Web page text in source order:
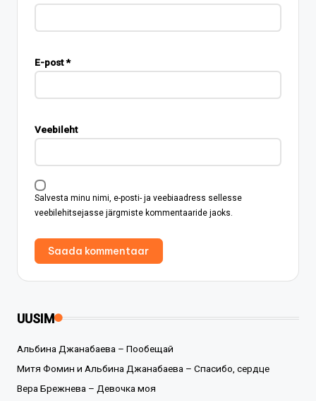
E-post*
Veebileht
Salvesta minu nimi, e-posti- ja veebiaadress sellesse
veebilehitsejasse järgmiste kommentaaride jaoks.
UUSIM
Альбина Джанабаева – Пообещай
Митя Фомин и Альбина Джанабаева – Спасибо, сердце
Вера Брежнева – Девочка моя